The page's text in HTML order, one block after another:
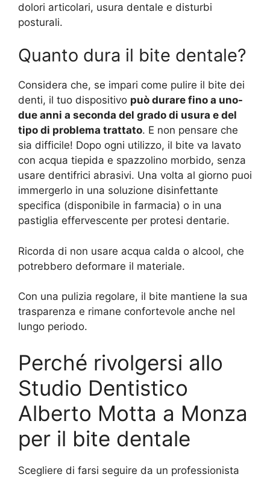
dolori articolari, usura dentale e disturbi
posturali.
Quanto dura il bite dentale?
Considera che, se impari come pulire il bite dei
denti, il tuo dispositivo può durare fino a uno-
due anni a seconda del grado di usura e del
tipo di problema trattato. E non pensare che
sia difficile! Dopo ogni utilizzo, il bite va lavato
con acqua tiepida e spazzolino morbido, senza
usare dentifrici abrasivi. Una volta al giorno puoi
immergerlo in una soluzione disinfettante
specifica (disponibile in farmacia) o in una
pastiglia effervescente per protesi dentarie.
Ricorda di non usare acqua calda o alcool, che
potrebbero deformare il materiale.
Con una pulizia regolare, il bite mantiene la sua
trasparenza e rimane confortevole anche nel
lungo periodo.
Perché rivolgersi allo
Studio Dentistico
Alberto Motta a Monza
per il bite dentale
Scegliere di farsi seguire da un professionista